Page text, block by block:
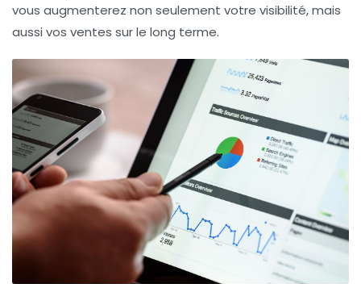
vous augmenterez non seulement votre visibilité, mais
aussi vos ventes sur le long terme.